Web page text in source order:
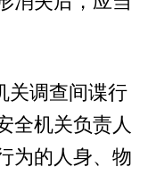
调查间谍行
全机关负责人
为的人身、物